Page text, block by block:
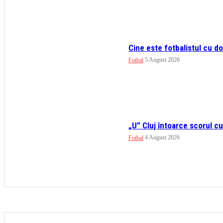
Cine este fotbalistul cu
Fotbal 5 August 2026
„U” Cluj întoarce scorul
Fotbal 4 August 2026